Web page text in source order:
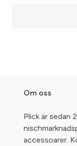
Om oss
Plick är sedan
accessoarer.